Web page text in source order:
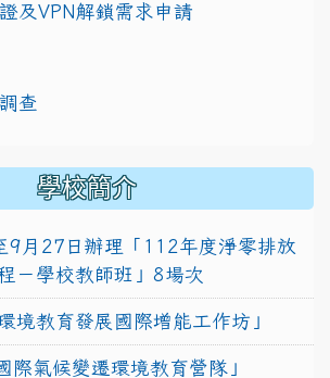
及VPN解鎖需求申請
查
學校簡介
9月27日辦理「112年度淨零排放
－學校教師班」8場次
境教育發展國際增能工作坊」
際氣候變遷環境教育營隊」